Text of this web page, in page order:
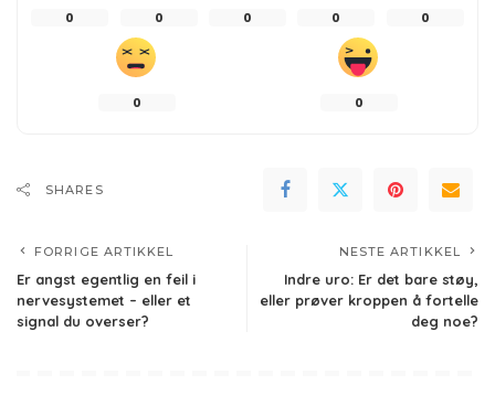
0 0 0 0 0
0 0
SHARES
FORRIGE ARTIKKEL
Er angst egentlig en feil i
nervesystemet – eller et
signal du overser?
NESTE ARTIKKEL
Indre uro: Er det bare støy,
eller prøver kroppen å fortelle
deg noe?